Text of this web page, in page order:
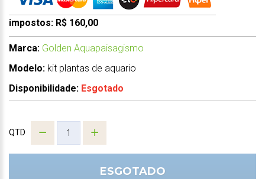
impostos: R$ 160,00
Marca: Golden Aquapaisagismo
Modelo: kit plantas de aquario
Disponibilidade: Esgotado
QTD
ESGOTADO